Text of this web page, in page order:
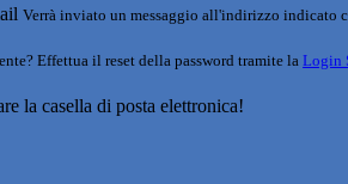
Verrà inviato un messaggio all'indirizzo indicato
Effettua il reset della password tramite la Login
la casella di posta elettronica!